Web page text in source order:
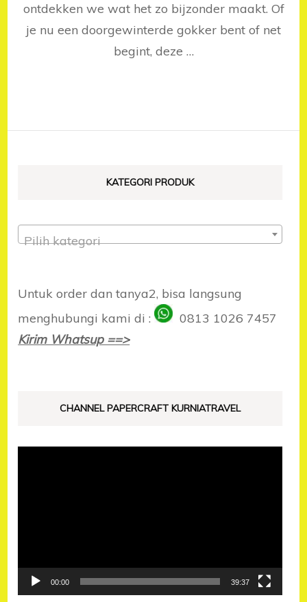
ontdekken we wat het zo bijzonder maakt. Of
je nu een doorgewinterde gokker bent of net
begint, deze …
KATEGORI PRODUK
Pilih kategori
Untuk order dan tanya2, bisa langsung
menghubungi kami di :
0813 1026 7457
Kirim Whatsup ==>
CHANNEL PAPERCRAFT KURNIATRAVEL
00:00 39:37